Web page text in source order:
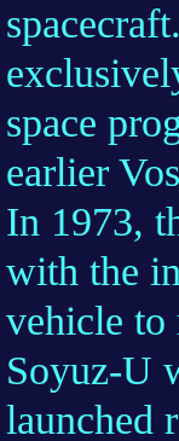
space
earlier
In 1973,
with the
vehicle to
Soyuz-U
launched